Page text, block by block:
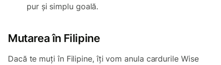
pur și simplu goală.
Mutarea în Filipine
Dacă te muți în Filipine, îți vom anula cardurile Wise